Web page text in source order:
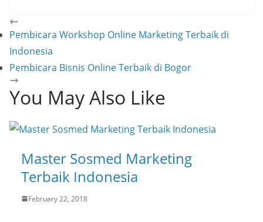
Pembicara Workshop Online Marketing Terbaik di
Indonesia
Pembicara Bisnis Online Terbaik di Bogor
You May Also Like
Master Sosmed Marketing
Terbaik Indonesia
February 22, 2018